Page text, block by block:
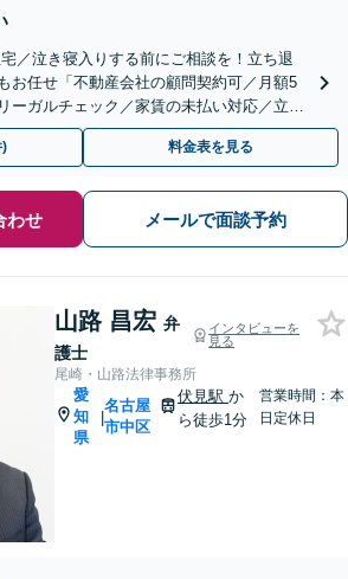
／泣き寝入りする前にご相談を！立ち退
お任せ「不動産会社の顧問契約可／月額5
ーガルチェック／家賃の未払い対応／立退
夜間相談可】
料金表を見る
わせ メールで面談予約
山路 昌宏 弁
護士
インタビューを
見る
尾崎・山路法律事務所
愛
知
県
|
名古屋
市中区
伏見駅 か
ら徒歩1分
営業時間：本
日定休日